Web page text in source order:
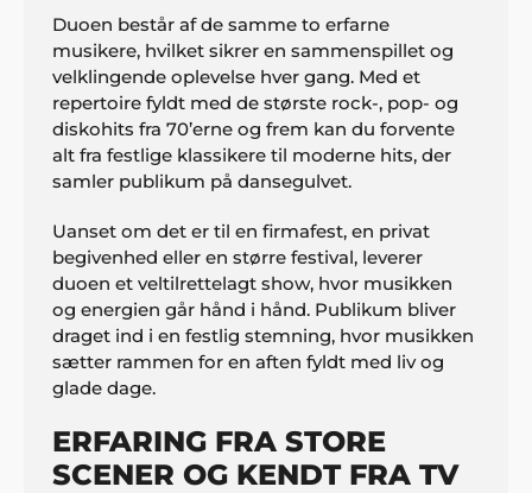
Duoen består af de samme to erfarne
musikere, hvilket sikrer en sammenspillet og
velklingende oplevelse hver gang. Med et
repertoire fyldt med de største rock-, pop- og
diskohits fra 70’erne og frem kan du forvente
alt fra festlige klassikere til moderne hits, der
samler publikum på dansegulvet.
Uanset om det er til en firmafest, en privat
begivenhed eller en større festival, leverer
duoen et veltilrettelagt show, hvor musikken
og energien går hånd i hånd. Publikum bliver
draget ind i en festlig stemning, hvor musikken
sætter rammen for en aften fyldt med liv og
glade dage.
ERFARING FRA STORE
SCENER OG KENDT FRA TV